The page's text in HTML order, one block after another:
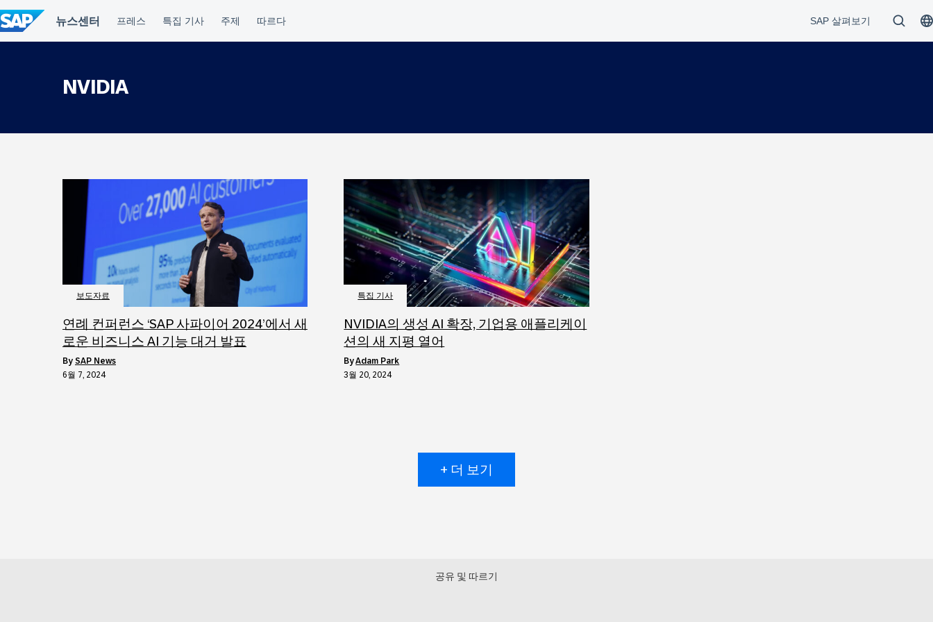
텐
츠
건
NVIDIA
보도자료
연례 컨퍼런스 ‘SAP 사파이어 2024’에서 새
로운 비즈니스 AI 기능 대거 발표
by SAP News
6월 7, 2024
특집 기사
NVIDIA의 생성 AI 확장, 기업용 애플리케이
션의 새 지평 열어
byAdam Park
3월 20, 2024
+ 더 보기
공유 및 따르기